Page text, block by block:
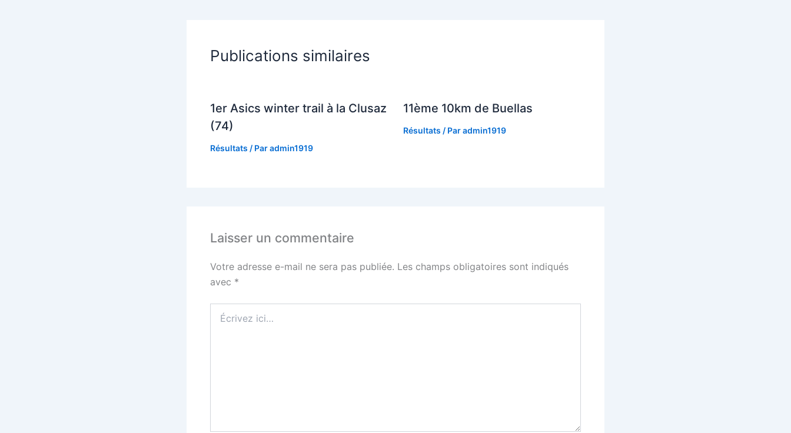
Publications similaires
1er Asics winter trail à la Clusaz
(74)
Résultats / Paradmin1919
11ème 10km de Buellas
Résultats / Paradmin1919
Laisser un commentaire
Votre adresse e-mail ne sera pas publiée. Les champs obligatoires sont indiqués
avec *
ici…